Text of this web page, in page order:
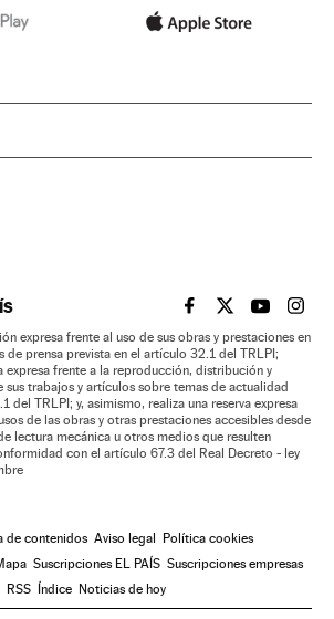
EL PAÍS BRASIL EN
EL PAÍSEL PAÍS
EL
expresa frente al uso de sus obras y prestaciones en
de prensa prevista en el artículo 32.1 del TRLPI;
expresa frente a la reproducción, distribución y
trabajos y artículos sobre temas de actualidad
del TRLPI; y, asimismo, realiza una reserva expresa
de las obras y otras prestaciones accesibles desde
lectura mecánica u otros medios que resulten
con el artículo 67.3 del Real Decreto - ley
de contenidos Aviso legal Política cookies
Suscripciones EL PAÍS Suscripciones empresas
RSS Índice Noticias de hoy